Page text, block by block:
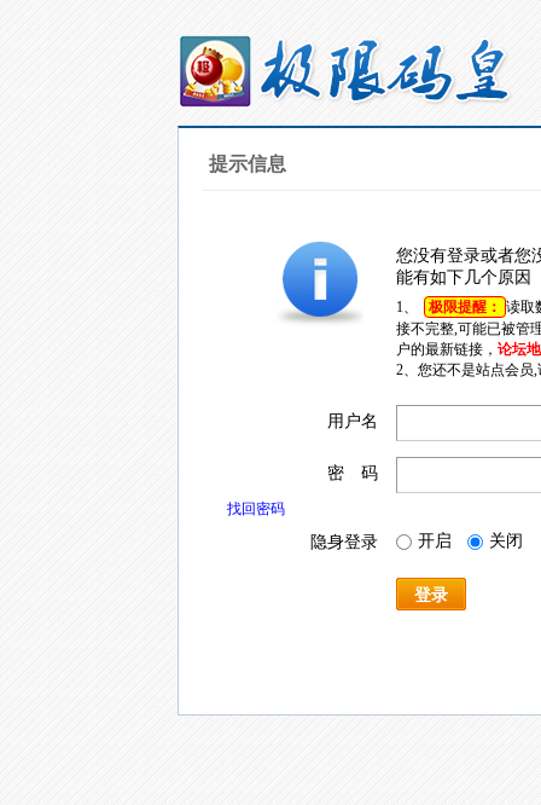
提示信息
您没有登录或者您
能有如下几个原因
1、 极限提醒： 读取
接不完整,可能已被管
户的最新链接， 论坛
2、您还不是站点会员
用户名
密 码
找回密码
隐身登录 开启 关闭
登录